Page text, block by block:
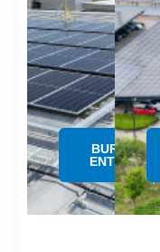
BUREAUX &
ENTREPÔTS